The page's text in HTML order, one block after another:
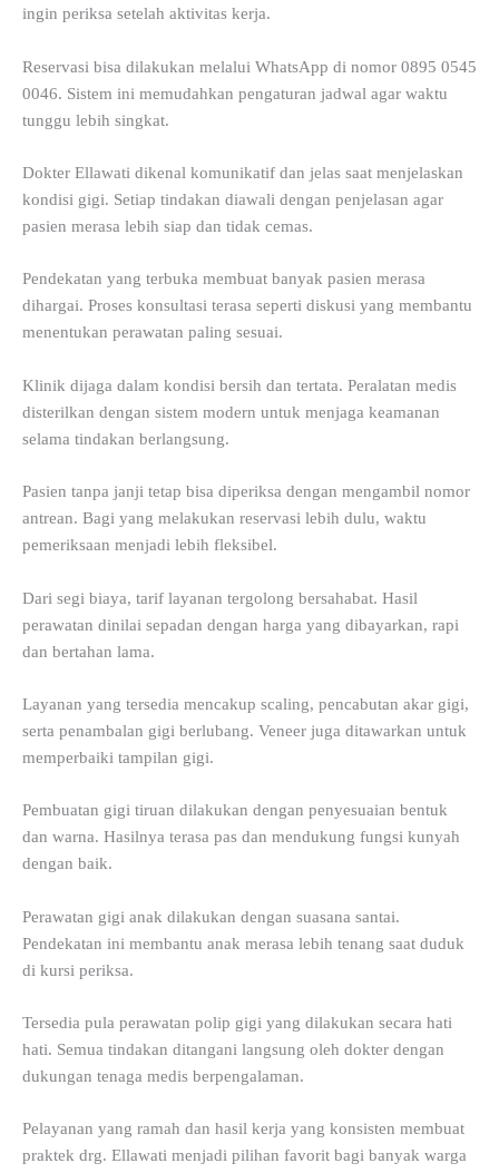
ingin periksa setelah aktivitas kerja.
Reservasi bisa dilakukan melalui WhatsApp di nomor 0895 0545
0046. Sistem ini memudahkan pengaturan jadwal agar waktu
tunggu lebih singkat.
Dokter Ellawati dikenal komunikatif dan jelas saat menjelaskan
kondisi gigi. Setiap tindakan diawali dengan penjelasan agar
pasien merasa lebih siap dan tidak cemas.
Pendekatan yang terbuka membuat banyak pasien merasa
dihargai. Proses konsultasi terasa seperti diskusi yang membantu
menentukan perawatan paling sesuai.
Klinik dijaga dalam kondisi bersih dan tertata. Peralatan medis
disterilkan dengan sistem modern untuk menjaga keamanan
selama tindakan berlangsung.
Pasien tanpa janji tetap bisa diperiksa dengan mengambil nomor
antrean. Bagi yang melakukan reservasi lebih dulu, waktu
pemeriksaan menjadi lebih fleksibel.
Dari segi biaya, tarif layanan tergolong bersahabat. Hasil
perawatan dinilai sepadan dengan harga yang dibayarkan, rapi
dan bertahan lama.
Layanan yang tersedia mencakup scaling, pencabutan akar gigi,
serta penambalan gigi berlubang. Veneer juga ditawarkan untuk
memperbaiki tampilan gigi.
Pembuatan gigi tiruan dilakukan dengan penyesuaian bentuk
dan warna. Hasilnya terasa pas dan mendukung fungsi kunyah
dengan baik.
Perawatan gigi anak dilakukan dengan suasana santai.
Pendekatan ini membantu anak merasa lebih tenang saat duduk
di kursi periksa.
Tersedia pula perawatan polip gigi yang dilakukan secara hati
hati. Semua tindakan ditangani langsung oleh dokter dengan
dukungan tenaga medis berpengalaman.
Pelayanan yang ramah dan hasil kerja yang konsisten membuat
praktek drg. Ellawati menjadi pilihan favorit bagi banyak warga